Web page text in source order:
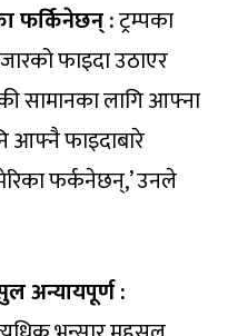
फर्किनेछन् :ट्रम्पका
फाइदा उठाएर
सामानका लागि आफ्ना
आफ्नै फाइदाबारे
फर्कनेछन्,’ उनले
अन्यायपूर्ण :